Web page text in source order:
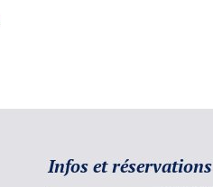
Infos et réservations